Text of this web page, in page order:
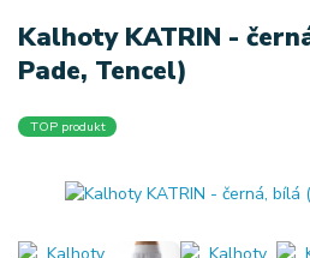
Kalhoty KATRIN -
Pade, Tencel)
TOP produkt